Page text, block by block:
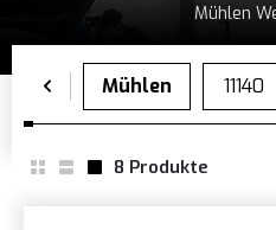
Mühlen
8 Produkte